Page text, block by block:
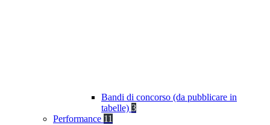
Bandi di concorso (da pubblicare in
tabelle) 3
Performance 11